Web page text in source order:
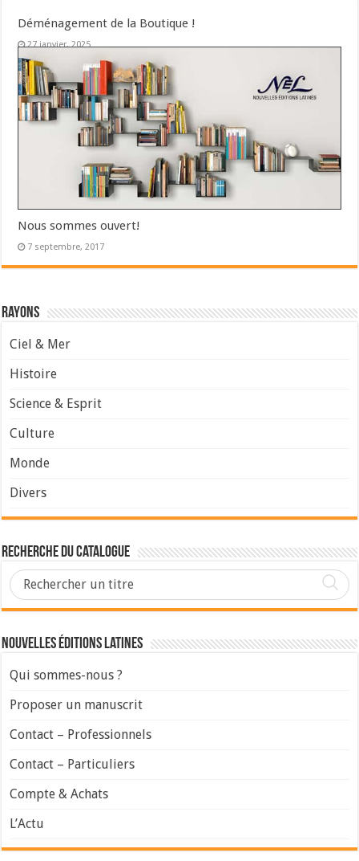
Déménagement de la Boutique !
27 janvier, 2025
Nous sommes ouvert!
7 septembre, 2017
Rayons
Ciel & Mer
Histoire
Science & Esprit
Culture
Monde
Divers
Recherche du Catalogue
Nouvelles Éditions Latines
Qui sommes-nous ?
Proposer un manuscrit
Contact – Professionnels
Contact – Particuliers
Compte & Achats
L’Actu